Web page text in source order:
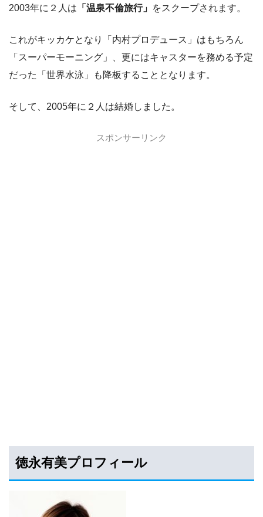
2003年に２人は 「温泉不倫旅行」 をスクープされます。
これがキッカケとなり「内村プロデュース」はもちろん
「スーパーモーニング」、更にはキャスターを務める予定
だった「世界水泳」も降板することとなります。
そして、2005年に２人は結婚しました。
スポンサーリンク
徳永有美プロフィール